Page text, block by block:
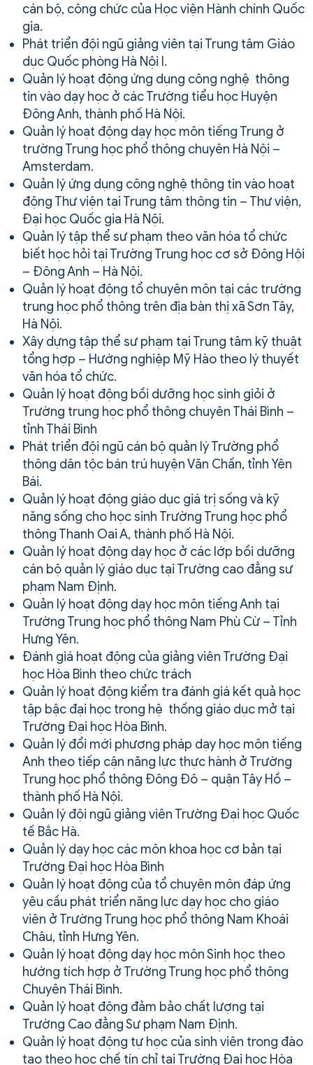
cán bộ, công chức của Học viện Hành chính Quốc
gia.
Phát triển đội ngũ giảng viên tại Trung tâm Giáo
dục Quốc phòng Hà Nội I.
Quản lý hoạt động ứng dụng công nghệ thông
tin vào dạy học ở các Trường tiểu học Huyện
Đông Anh, thành phố Hà Nội.
Quản lý hoạt động dạy học môn tiếng Trung ở
trường Trung học phổ thông chuyên Hà Nội –
Amsterdam.
Quản lý ứng dụng công nghệ thông tin vào hoạt
động Thư viện tại Trung tâm thông tin – Thư viện,
Đại học Quốc gia Hà Nội.
Quản lý tập thể sư phạm theo văn hóa tổ chức
biết học hỏi tại Trường Trung học cơ sở Đông Hội
– Đông Anh – Hà Nội.
Quản lý hoạt động tổ chuyên môn tại các trường
trung học phổ thông trên địa bàn thị xã Sơn Tây,
Hà Nội.
Xây dựng tập thể sư phạm tại Trung tâm kỹ thuật
tổng hợp – Hướng nghiệp Mỹ Hào theo lý thuyết
văn hóa tổ chức.
Quản lý hoạt động bồi dưỡng học sinh giỏi ở
Trường trung học phổ thông chuyên Thái Bình –
tỉnh Thái Bình
Phát triển đội ngũ cán bộ quản lý Trường phổ
thông dân tộc bán trú huyện Văn Chấn, tỉnh Yên
Bái.
Quản lý hoạt động giáo dục giá trị sống và kỹ
năng sống cho học sinh Trường Trung học phổ
thông Thanh Oai A, thành phố Hà Nội.
Quản lý hoạt động dạy học ở các lớp bồi dưỡng
cán bộ quản lý giáo dục tại Trường cao đẳng sư
phạm Nam Định.
Quản lý hoạt động dạy học môn tiếng Anh tại
Trường Trung học phổ thông Nam Phù Cừ – Tỉnh
Hưng Yên.
Đánh giá hoạt động của giảng viên Trường Đại
học Hòa Bình theo chức trách
Quản lý hoạt động kiểm tra đánh giá kết quả học
tập bậc đại học trong hệ thống giáo dục mở tại
Trường Đại học Hòa Bình.
Quản lý đổi mới phương pháp dạy học môn tiếng
Anh theo tiếp cận năng lực thực hành ở Trường
Trung học phổ thông Đông Đô – quận Tây Hồ –
thành phố Hà Nội.
Quản lý đội ngũ giảng viên Trường Đại học Quốc
tế Bắc Hà.
Quản lý dạy học các môn khoa học cơ bản tại
Trường Đại học Hòa Bình
Quản lý hoạt động của tổ chuyên môn đáp ứng
yêu cầu phát triển năng lực dạy học cho giáo
viên ở Trường Trung học phổ thông Nam Khoái
Châu, tỉnh Hưng Yên.
Quản lý hoạt động dạy học môn Sinh học theo
hướng tích hợp ở Trường Trung học phổ thông
Chuyên Thái Bình.
Quản lý hoạt động đảm bảo chất lượng tại
Trường Cao đẳng Sư phạm Nam Định.
Quản lý hoạt động tự học của sinh viên trong đào
tạo theo học chế tín chỉ tại Trường Đại học Hòa